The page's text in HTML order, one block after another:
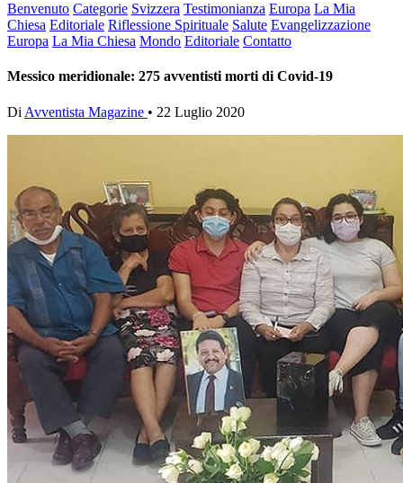
Benvenuto Categorie Svizzera Testimonianza Europa La Mia
Chiesa Editoriale Riflessione Spirituale Salute Evangelizzazione
Europa La Mia Chiesa Mondo Editoriale Contatto
Messico meridionale: 275 avventisti morti di Covid-19
Di Avventista Magazine • 22 Luglio 2020